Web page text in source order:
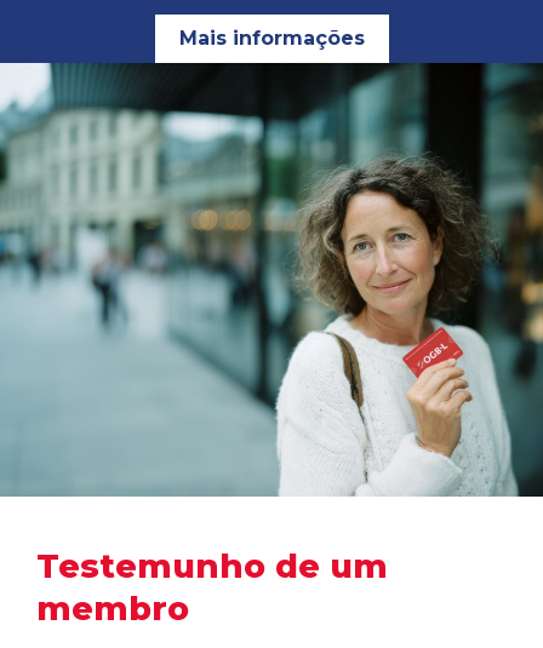
Mais informações
Testemunho de um
membro